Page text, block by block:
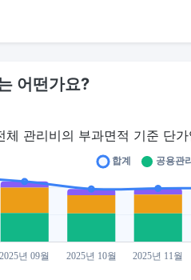
어떤가요?
관리비의 부과면적 기준 단가